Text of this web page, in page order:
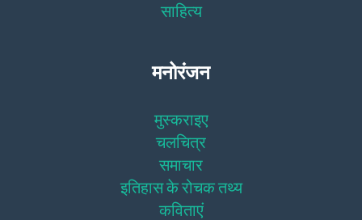
साहित्य
मनोरंजन
मुस्कराइए
चलचित्र
समाचार
इतिहास के रोचक तथ्य
कविताएं